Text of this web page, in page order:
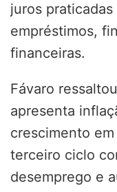
juros
empréstimos,
financeiras.
Fávaro
apresenta
crescimento
terceiro ciclo
desemprego e